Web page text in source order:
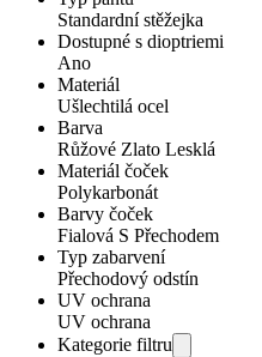
Standardní stěžejka
Dostupné s dioptriemi
Ano
Materiál
Ušlechtilá ocel
Barva
Růžové Zlato Lesklá
Materiál čoček
Polykarbonát
Barvy čoček
Fialová S Přechodem
Typ zabarvení
Přechodový odstín
UV ochrana
UV ochrana
Kategorie filtru